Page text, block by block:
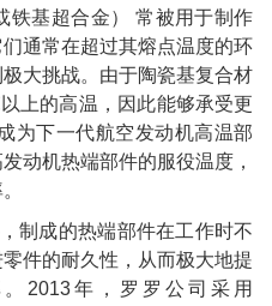
基超合金）
常被用于制作
通常在超过其熔点温度的环
大挑战。由于陶瓷基复合材
以上的高温，因此能够承受更
为下一代航空发动机高温部
动机热端部件的服役温度，
制成的热端部件在工作时不
件的耐久性，从而极大地提
2013年，罗罗公司采用